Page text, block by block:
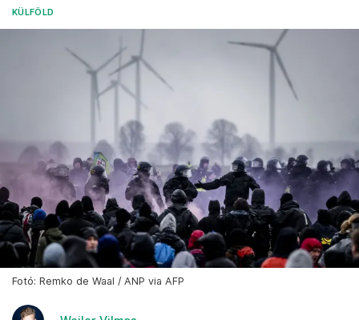
KÜLFÖLD
Fotó: Remko de Waal / ANP via AFP